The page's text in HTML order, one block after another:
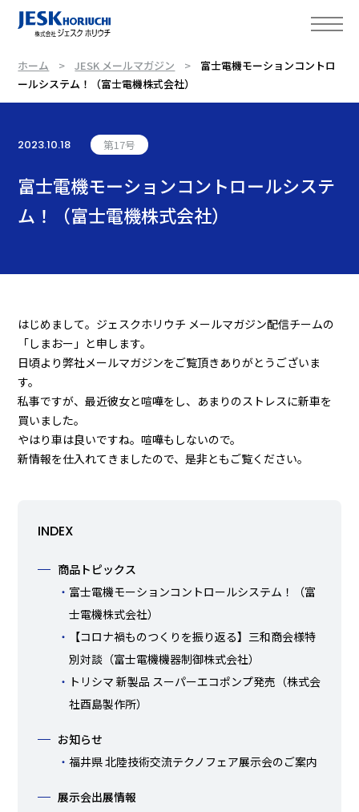
ホーム JESK メールマガジン
富士電機モーションコントロ
ールシステム！（富士電機株式会社）
2023.10.18 第17号
富士電機モーションコントロールシステ
ム！（富士電機株式会社）
はじめまして。ジェスクホリウチ メールマガジン配信チームの
「しまおー」と申します。
日頃より弊社メールマガジンをご覧頂きありがとうございま
す。
私事ですが、最近彼女と喧嘩をし、あまりのストレスに新車を
買いました。
やはり車は良いですね。喧嘩もしないので。
新情報を仕入れてきましたので、是非ともご覧ください。
INDEX
商品トピックス
富士電機モーションコントロールシステム！（富
士電機株式会社）
【コロナ禍ものつくりを振り返る】三和商会様特
別対談（富士電機機器制御株式会社）
トリシマ 新製品 スーパーエコポンプ発売（株式会
社酉島製作所）
お知らせ
福井県 北陸技術交流テクノフェア展示会のご案内
展示会出展情報